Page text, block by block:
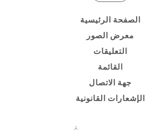
الصفحة الرئيسية
معرض الصور
التعليقات
القائمة
جهة الاتصال
الإشعارات القانونية